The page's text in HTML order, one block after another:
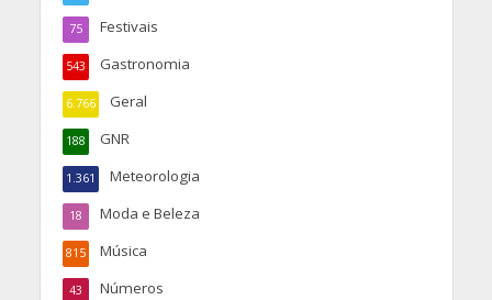
Festivais
75
Gastronomia
543
Geral
6.766
GNR
188
Meteorologia
1.361
Moda e Beleza
18
Música
815
Números
43